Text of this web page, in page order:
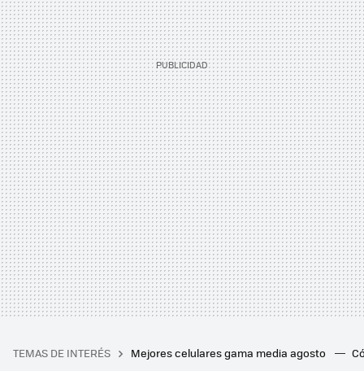
TEMAS DE INTERÉS Mejores celulares gama media agosto